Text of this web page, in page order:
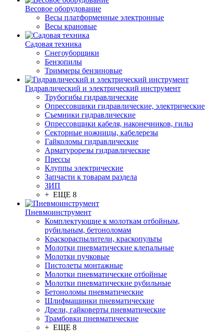
Весовое оборудование
Весы платформенные электронные
Весы крановые
Садовая техника
Снегоуборщики
Бензопилы
Триммеры бензиновые
Гидравлический и электрический инструмент
Трубогибы гидравлические
Опрессовщики гидравлические, электрические
Съемники гидравлические
Опрессовщики кабеля, наконечников, гильз
Секторные ножницы, кабелерезы
Гайколомы гидравлические
Арматурорезы гидравлические
Прессы
Клуппы электрические
Запчасти к товарам раздела
ЗИП
+ ЕЩЕ 8
Пневмоинструмент
Комплектующие к молоткам отбойным,
рубильным, бетоноломам
Краскораспылители, краскопульты
Молотки пневматические клепальные
Молотки пучковые
Пистолеты монтажные
Молотки пневматические отбойные
Молотки пневматические рубильные
Бетоноломы пневматические
Шлифмашинки пневматические
Дрели, гайковерты пневматические
Трамбовки пневматические
+ ЕЩЕ 8